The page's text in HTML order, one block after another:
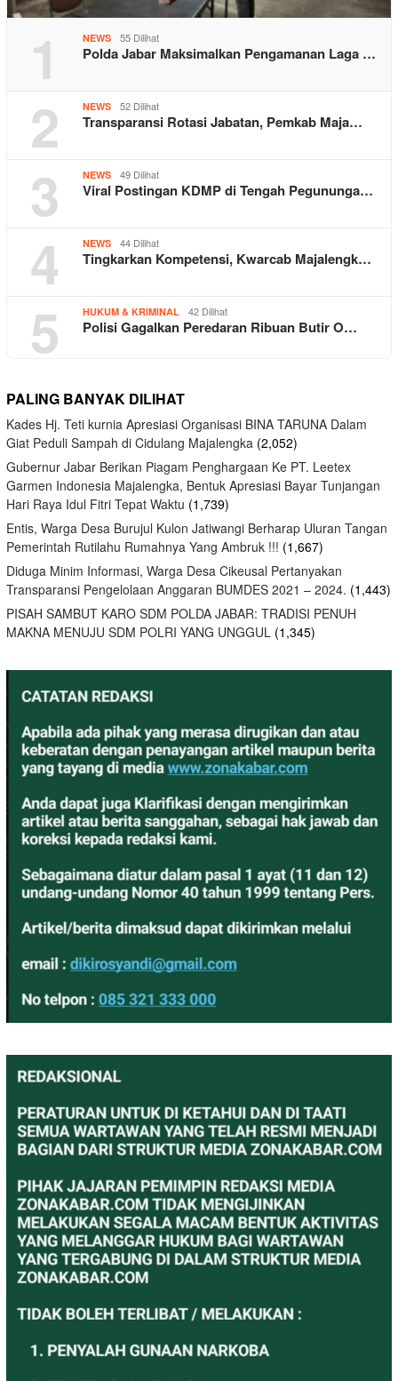
1 NEWS 55 Dilihat
Polda Jabar Maksimalkan Pengamanan Laga …
2 NEWS 52 Dilihat
Transparansi Rotasi Jabatan, Pemkab Maja…
3 NEWS 49 Dilihat
Viral Postingan KDMP di Tengah Pegununga…
4 NEWS 44 Dilihat
Tingkarkan Kompetensi, Kwarcab Majalengk…
5 HUKUM & KRIMINAL 42 Dilihat
Polisi Gagalkan Peredaran Ribuan Butir O…
PALING BANYAK DILIHAT
Kades Hj. Teti kurnia Apresiasi Organisasi BINA TARUNA Dalam
Giat Peduli Sampah di Cidulang Majalengka (2,052)
Gubernur Jabar Berikan Piagam Penghargaan Ke PT. Leetex
Garmen Indonesia Majalengka, Bentuk Apresiasi Bayar Tunjangan
Hari Raya Idul Fitri Tepat Waktu (1,739)
Entis, Warga Desa Burujul Kulon Jatiwangi Berharap Uluran Tangan
Pemerintah Rutilahu Rumahnya Yang Ambruk !!! (1,667)
Diduga Minim Informasi, Warga Desa Cikeusal Pertanyakan
Transparansi Pengelolaan Anggaran BUMDES 2021 – 2024. (1,443)
PISAH SAMBUT KARO SDM POLDA JABAR: TRADISI PENUH
MAKNA MENUJU SDM POLRI YANG UNGGUL (1,345)